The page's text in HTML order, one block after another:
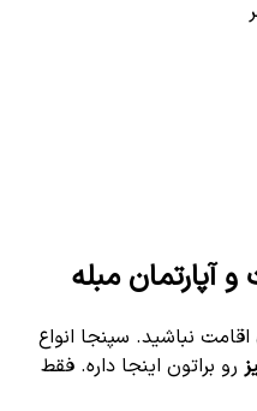
آپارتمان مبله
نباشید. سپنجا انواع
رو براتون اینجا داره. فقط